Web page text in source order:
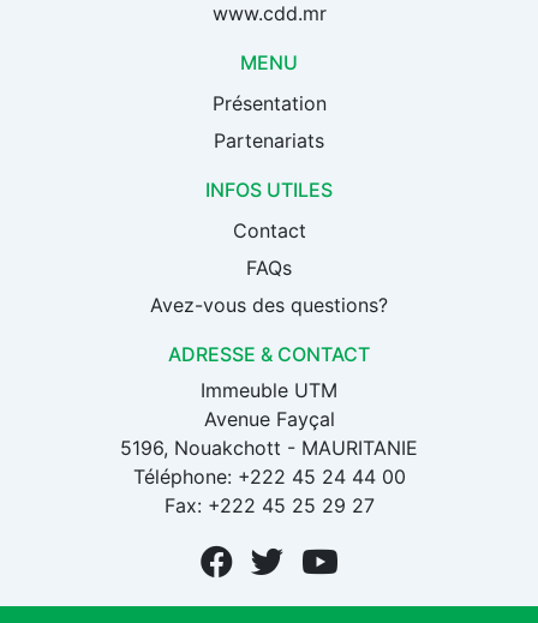
www.cdd.mr
MENU
Présentation
Partenariats
INFOS UTILES
Contact
FAQs
Avez-vous des questions?
ADRESSE & CONTACT
Immeuble UTM
Avenue Fayçal
5196, Nouakchott - MAURITANIE
Téléphone: +222 45 24 44 00
Fax: +222 45 25 29 27